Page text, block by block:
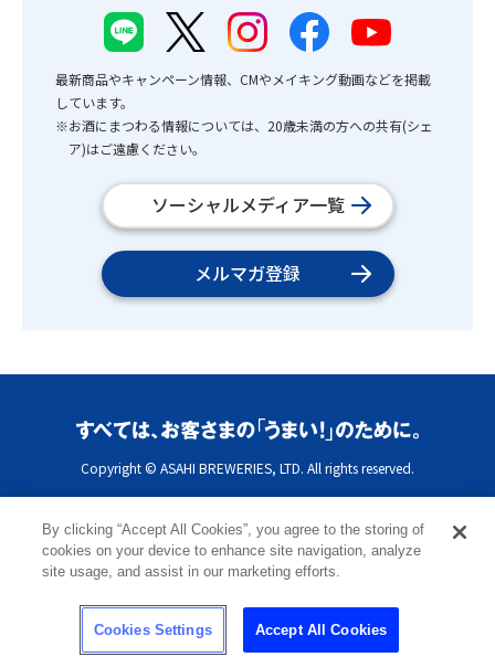
最新商品やキャンペーン情報、CMやメイキング動画などを掲載
しています。
※お酒にまつわる情報については、20歳未満の方への共有(シェ
ア)はご遠慮ください。
ソーシャルメディア一覧
メルマガ登録
Copyright © ASAHI BREWERIES, LTD. All rights reserved.
By clicking “Accept All Cookies”, you agree to the storing of
cookies on your device to enhance site navigation, analyze
site usage, and assist in our marketing efforts.
Cookies Settings Accept All Cookies